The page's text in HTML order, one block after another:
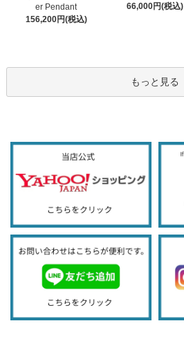
er Pendant
156,200円(税込)
66,000円(税込)
もっと見る